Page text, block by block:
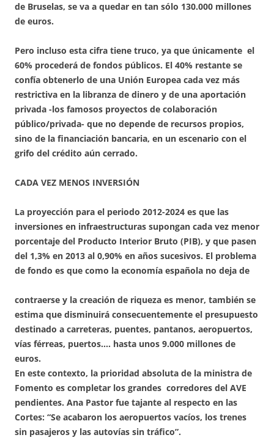
de Bruselas, se va a quedar en tan sólo 130.000 millones
de euros.
Pero incluso esta cifra tiene truco, ya que únicamente el
60% procederá de fondos públicos. El 40% restante se
confía obtenerlo de una Unión Europea cada vez más
restrictiva en la libranza de dinero y de una aportación
privada -los famosos proyectos de colaboración
público/privada- que no depende de recursos propios,
sino de la financiación bancaria, en un escenario con el
grifo del crédito aún cerrado.
CADA VEZ MENOS INVERSIÓN
La proyección para el periodo 2012-2024 es que las
inversiones en infraestructuras supongan cada vez menor
porcentaje del Producto Interior Bruto (PIB), y que pasen
del 1,3% en 2013 al 0,90% en años sucesivos. El problema
de fondo es que como la economía española no deja de
contraerse y la creación de riqueza es menor, también se
estima que disminuirá consecuentemente el presupuesto
destinado a carreteras, puentes, pantanos, aeropuertos,
vías férreas, puertos…. hasta unos 9.000 millones de
euros.
En este contexto, la prioridad absoluta de la ministra de
Fomento es completar los grandes corredores del AVE
pendientes. Ana Pastor fue tajante al respecto en las
Cortes: “Se acabaron los aeropuertos vacíos, los trenes
sin pasajeros y las autovías sin tráfico”.